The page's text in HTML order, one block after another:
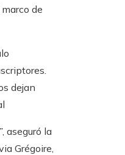
de
dejan
, aseguró la
Grégoire,